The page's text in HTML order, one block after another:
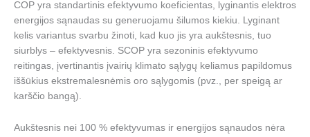
COP yra standartinis efektyvumo koeficientas, lyginantis elektros
energijos sąnaudas su generuojamu šilumos kiekiu. Lyginant
kelis variantus svarbu žinoti, kad kuo jis yra aukštesnis, tuo
siurblys – efektyvesnis. SCOP yra sezoninis efektyvumo
reitingas, įvertinantis įvairių klimato sąlygų keliamus papildomus
iššūkius ekstremalesnėmis oro sąlygomis (pvz., per speigą ar
karščio bangą).
Aukštesnis nei 100 % efektyvumas ir energijos sąnaudos nėra